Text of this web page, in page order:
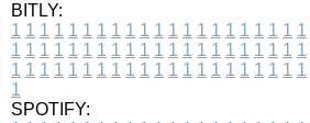
BITLY:
1 1 1 1 1 1 1 1 1 1 1 1 1 1 1 1 1 1 1 1 1
1 1 1 1 1 1 1 1 1 1 1 1 1 1 1 1 1 1 1 1 1
1 1 1 1 1 1 1 1 1 1 1 1 1 1 1 1 1 1 1 1 1
1
SPOTIFY: